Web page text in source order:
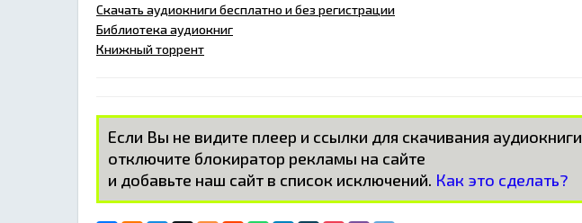
Скачать аудиокниги бесплатно и без регистрации
Библиотека аудиокниг
Книжный торрент
Если Вы не видите плеер и ссылки для скачивания аудиокниги
отключите блокиратор рекламы на сайте
и добавьте наш сайт в список исключений. Как это сделать?